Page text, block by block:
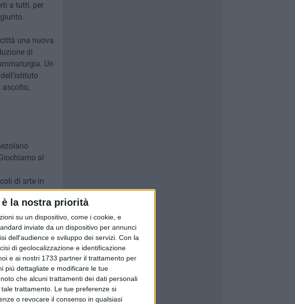
la nostra priorità
su un dispositivo, come i cookie, e
inviate da un dispositivo per annunci
dell'audience e sviluppo dei servizi. Con la
di geolocalizzazione e identificazione
e ai nostri 1733 partner il trattamento per
più dettagliate e modificare le tue
che alcuni trattamenti dei dati personali
trattamento. Le tue preferenze si
o revocare il consenso in qualsiasi
a tutti, per
una nuova
di
Un
ascolto,
al
di arte in
e corso
il 24 agosto e
"Soul and
trasformarsi
hanno
di